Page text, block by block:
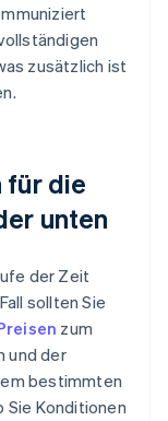
zusätzlich ist
für die
unten
der Zeit
sollten Sie
zum
und der
bestimmten
Sie Konditionen